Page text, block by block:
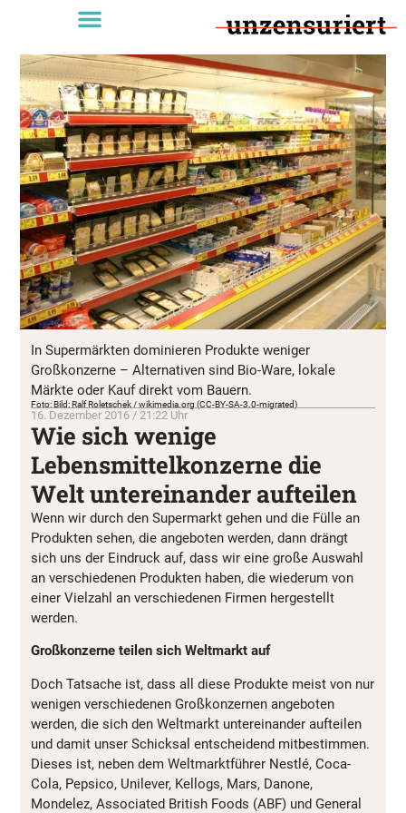
In Supermärkten dominieren Produkte weniger
Großkonzerne – Alternativen sind Bio-Ware, lokale
Märkte oder Kauf direkt vom Bauern.
Foto: Bild: Ralf Roletschek / wikimedia.org (CC-BY-SA-3.0-migrated)
16. Dezember 2016 / 21:22 Uhr
Wie sich wenige
Lebensmittelkonzerne die
Welt untereinander aufteilen
Wenn wir durch den Supermarkt gehen und die Fülle an
Produkten sehen, die angeboten werden, dann drängt
sich uns der Eindruck auf, dass wir eine große Auswahl
an verschiedenen Produkten haben, die wiederum von
einer Vielzahl an verschiedenen Firmen hergestellt
werden.
Großkonzerne teilen sich Weltmarkt auf
Doch Tatsache ist, dass all diese Produkte meist von nur
wenigen verschiedenen Großkonzernen angeboten
werden, die sich den Weltmarkt untereinander aufteilen
und damit unser Schicksal entscheidend mitbestimmen.
Dieses ist, neben dem Weltmarktführer Nestlé, Coca-
Cola, Pepsico, Unilever, Kellogs, Mars, Danone,
Mondelez, Associated British Foods (ABF) und General